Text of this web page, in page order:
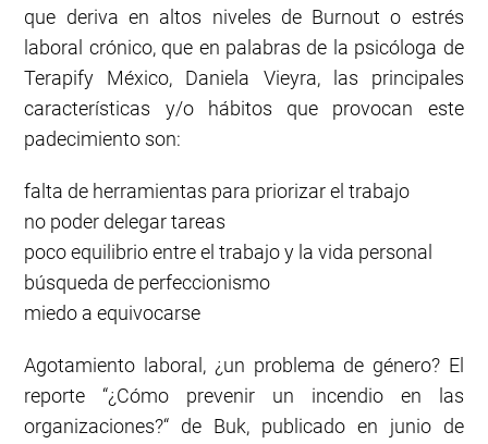
que deriva en altos niveles de Burnout o estrés
laboral crónico, que en palabras de la psicóloga de
Terapify México, Daniela Vieyra, las principales
características y/o hábitos que provocan este
padecimiento son:
falta de herramientas para priorizar el trabajo
no poder delegar tareas
poco equilibrio entre el trabajo y la vida personal
búsqueda de perfeccionismo
miedo a equivocarse
Agotamiento laboral, ¿un problema de género? El
reporte “¿Cómo prevenir un incendio en las
organizaciones?“ de Buk, publicado en junio de